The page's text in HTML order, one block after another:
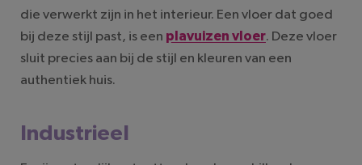
die verwerkt zijn in het interieur. Een vloer dat goed
bij deze stijl past, is een plavuizen vloer. Deze vloer
sluit precies aan bij de stijl en kleuren van een
authentiek huis.
Industrieel